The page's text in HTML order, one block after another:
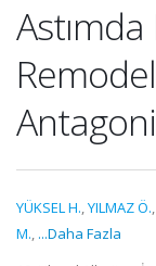
YÜKSEL H.,YILMAZ Ö.,
M., ...Daha Fazla